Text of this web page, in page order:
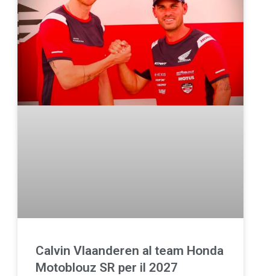
Calvin Vlaanderen al team Honda
Motoblouz SR per il 2027